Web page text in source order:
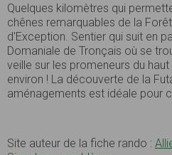
Quelques kilomètres qui
chênes remarquables de la
d'Exception. Sentier qui suit en
Domaniale de Tronçais où se
veille sur les promeneurs du
environ ! La découverte de la
aménagements est idéale pour
Site auteur de la fiche rando :